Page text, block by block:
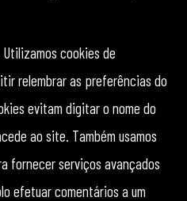
cookies de
relembrar as preferências do
evitam digitar o nome do
ao site. Também usamos
fornecer serviços avançados
efetuar comentários a um